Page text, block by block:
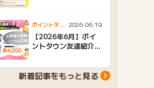
ポイントタウ
ンニュース
2026.06.19
【2026年6月】ポイ
ントタウン友達紹介キ
新着記事をもっと見る